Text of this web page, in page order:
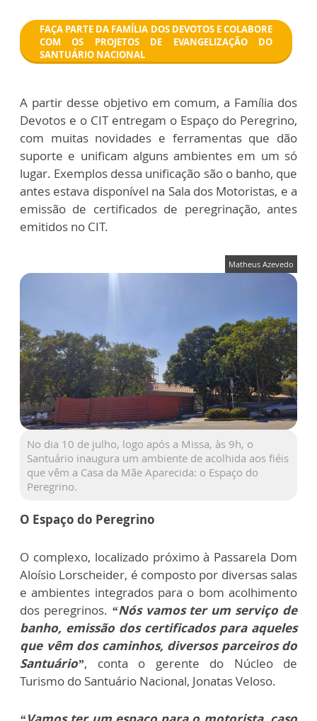
FAÇA PARTE DA FAMÍLIA DOS DEVOTOS E COLABORE
COM OS PROJETOS DE EVANGELIZAÇÃO DO
SANTUÁRIO NACIONAL
A partir desse objetivo em comum, a Família dos
Devotos e o CIT entregam o Espaço do Peregrino,
com muitas novidades e ferramentas que dão
suporte e unificam alguns ambientes em um só
lugar. Exemplos dessa unificação são o banho, que
antes estava disponível na Sala dos Motoristas, e a
emissão de certificados de peregrinação, antes
emitidos no CIT.
Matheus Azevedo
No dia 10 de julho, logo após a Missa, às 9h, o
Santuário inaugura um ambiente de acolhida aos fiéis
que vêm a Casa da Mãe Aparecida: o Espaço do
Peregrino.
O Espaço do Peregrino
O complexo, localizado próximo à Passarela Dom
Aloísio Lorscheider, é composto por diversas salas
e ambientes integrados para o bom acolhimento
dos peregrinos. “Nós vamos ter um serviço de
banho, emissão dos certificados para aqueles
que vêm dos caminhos, diversos parceiros do
Santuário”, conta o gerente do Núcleo de
Turismo do Santuário Nacional, Jonatas Veloso.